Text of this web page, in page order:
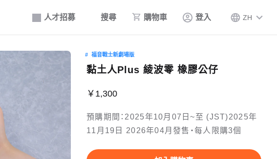
人才招募 搜尋 購物車 登入 ZH
福音戰士新劇場版
黏土人Plus 綾波零 橡膠公仔
￥1,300
預購期間：2025年10月07日~至 (JST)2025年
11月19日 2026年04月發售・每人限購3個